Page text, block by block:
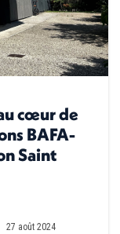
cœur de
BAFA-
Saint
27 août 2024